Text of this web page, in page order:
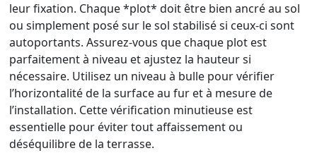
leur fixation. Chaque *plot* doit être bien ancré au sol
ou simplement posé sur le sol stabilisé si ceux-ci sont
autoportants. Assurez-vous que chaque plot est
parfaitement à niveau et ajustez la hauteur si
nécessaire. Utilisez un niveau à bulle pour vérifier
l’horizontalité de la surface au fur et à mesure de
l’installation. Cette vérification minutieuse est
essentielle pour éviter tout affaissement ou
déséquilibre de la terrasse.